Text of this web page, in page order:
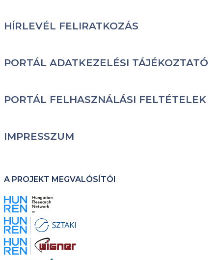
LÁBLÉC
HÍRLEVÉL FELIRATKOZÁS
PORTÁL ADATKEZELÉSI TÁJÉKOZTATÓ
PORTÁL FELHASZNÁLÁSI FELTÉTELEK
IMPRESSZUM
A PROJEKT MEGVALÓSÍTÓI
Kép
Kép
Kép